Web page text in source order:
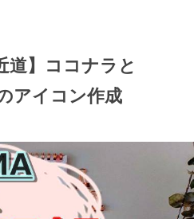
道】ココナラと
アイコン作成